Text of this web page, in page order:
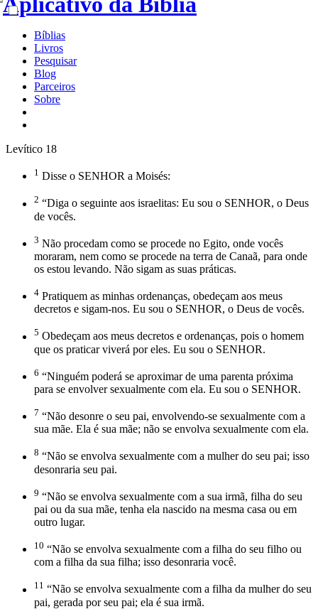
Bíblias
Livros
Pesquisar
Blog
Parceiros
Sobre
Levítico 18
1 Disse o SENHOR a Moisés:
2 “Diga o seguinte aos israelitas: Eu sou o SENHOR, o Deus
de vocês.
3 Não procedam como se procede no Egito, onde vocês
moraram, nem como se procede na terra de Canaã, para onde
os estou levando. Não sigam as suas práticas.
4 Pratiquem as minhas ordenanças, obedeçam aos meus
decretos e sigam-nos. Eu sou o SENHOR, o Deus de vocês.
5 Obedeçam aos meus decretos e ordenanças, pois o homem
que os praticar viverá por eles. Eu sou o SENHOR.
6 “Ninguém poderá se aproximar de uma parenta próxima
para se envolver sexualmente com ela. Eu sou o SENHOR.
7 “Não desonre o seu pai, envolvendo-se sexualmente com a
sua mãe. Ela é sua mãe; não se envolva sexualmente com ela.
8 “Não se envolva sexualmente com a mulher do seu pai; isso
desonraria seu pai.
9 “Não se envolva sexualmente com a sua irmã, filha do seu
pai ou da sua mãe, tenha ela nascido na mesma casa ou em
outro lugar.
10 “Não se envolva sexualmente com a filha do seu filho ou
com a filha da sua filha; isso desonraria você.
11 “Não se envolva sexualmente com a filha da mulher do seu
pai, gerada por seu pai; ela é sua irmã.